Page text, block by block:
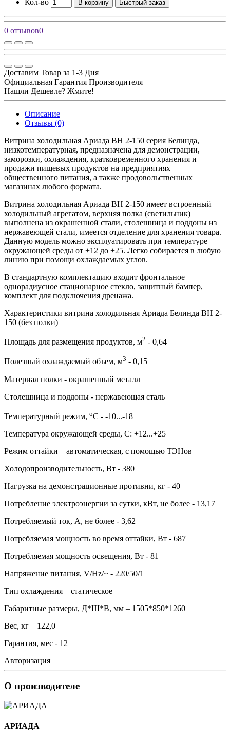
В корзину Быстрый заказ
0 отзывов0
Доставим Товар за 1-3 Дня
Официальная Гарантия Производителя
Нашли Дешевле? Жмите!
Описание
Отзывы (0)
Витрина холодильная Ариада ВН 2-150 серия Белинда,
низкотемпературная, предназначена для демонстрации,
заморозки, охлаждения, кратковременного хранения и
продажи пищевых продуктов на предприятиях
общественного питания, а также продовольственных
магазинах любого формата.
Витрина холодильная Ариада ВН 2-150 имеет встроенный
холодильный агрегатом, верхняя полка (светильник)
выполнена из окрашенной стали, столешница и поддоны из
нержавеющей стали, имеется отделение для хранения товара.
Данную модель можно эксплуатировать при температуре
окружающей среды от +12 до +25. Легко собирается в любую
линию при помощи охлаждаемых углов.
В стандартную комплектацию входит фронтальное
однорадиусное стационарное стекло, защитный бампер,
комплект для подключения дренажа.
Характеристики витрина холодильная Ариада Белинда ВН 2-
150 (без полки)
Площадь для размещения продуктов, м2 - 0,64
Полезный охлаждаемый объем, м3 - 0,15
Материал полки - окрашенный металл
Столешница и поддоны - нержавеющая сталь
Температурный режим, оС - -10...-18
Температура окружающей среды, С: +12...+25
Режим оттайки – автоматическая, с помощью ТЭНов
Холодопроизводительность, Вт - 380
Нагрузка на демонстрационные противни, кг - 40
Потребление электроэнергии за сутки, кВт, не более - 13,17
Потребляемый ток, А, не более - 3,62
Потребляемая мощность во время оттайки, Вт - 687
Потребляемая мощность освещения, Вт - 81
Напряжение питания, V/Hz/~ - 220/50/1
Тип охлаждения – статическое
Габаритные размеры, Д*Ш*В, мм – 1505*850*1260
Вес, кг – 122,0
Гарантия, мес - 12
Авторизация
О производителе
АРИАДА